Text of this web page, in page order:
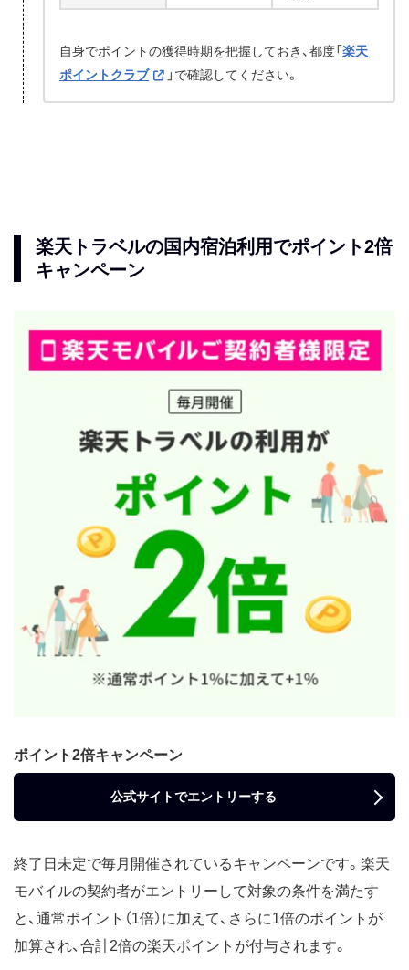
自身でポイントの獲得時期を把握しておき、都度「楽天
ポイントクラブ
」で確認してください。
楽天トラベルの国内宿泊利用でポイント2倍
キャンペーン
ポイント2倍キャンペーン
公式サイトでエントリーする
終了日未定で毎月開催されているキャンペーンです。楽天
モバイルの契約者がエントリーして対象の条件を満たす
と、通常ポイント（1倍）に加えて、さらに1倍のポイントが
加算され、合計2倍の楽天ポイントが付与されます。